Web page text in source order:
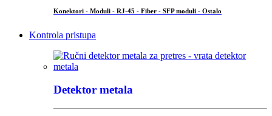
Konektori - Moduli - RJ-45 - Fiber - SFP moduli - Ostalo
Kontrola pristupa
Detektor metala